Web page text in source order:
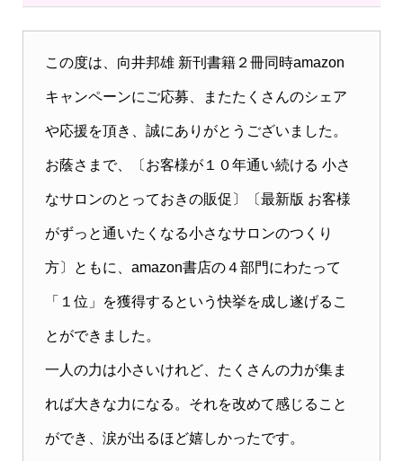
この度は、向井邦雄 新刊書籍２冊同時amazon
キャンペーンにご応募、またたくさんのシェア
や応援を頂き、誠にありがとうございました。
お蔭さまで、〔お客様が１０年通い続ける 小さ
なサロンのとっておきの販促〕〔最新版 お客様
がずっと通いたくなる小さなサロンのつくり
方〕ともに、amazon書店の４部門にわたって
「１位」を獲得するという快挙を成し遂げるこ
とができました。
一人の力は小さいけれど、たくさんの力が集ま
れば大きな力になる。それを改めて感じること
ができ、涙が出るほど嬉しかったです。